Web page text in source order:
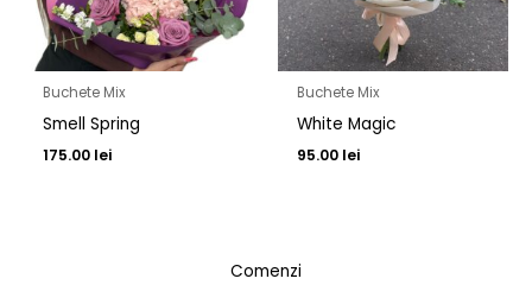
Buchete Mix
Smell Spring
175.00 lei
Buchete Mix
White Magic
95.00 lei
Comenzi